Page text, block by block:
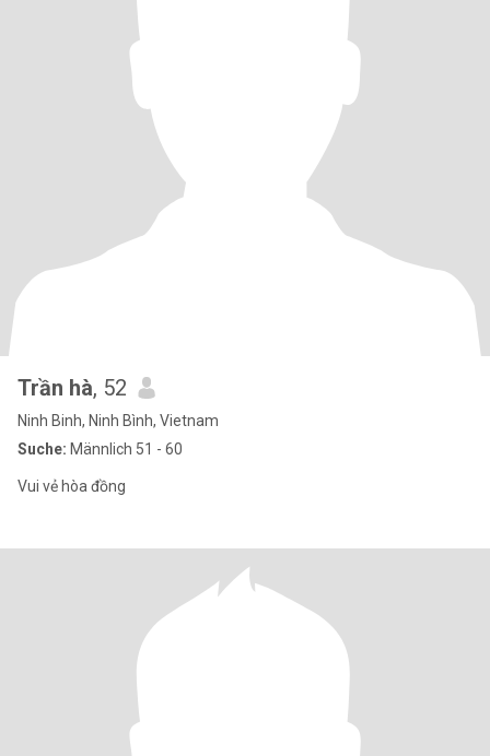
Trần hà, 52
Ninh Binh, Ninh Bình, Vietnam
Suche: Männlich 51 - 60
Vui vẻ hòa đồng